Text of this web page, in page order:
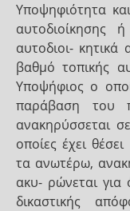
Υποψηφιότητα
αυτοδιοίκησης
αυτοδιοι-
βαθμό τοπικής
Υποψήφιος ο
παράβαση του
ανακηρύσσεται
οποίες έχει
τα ανωτέρω,
ακυ- ρώνεται για
δικαστικής